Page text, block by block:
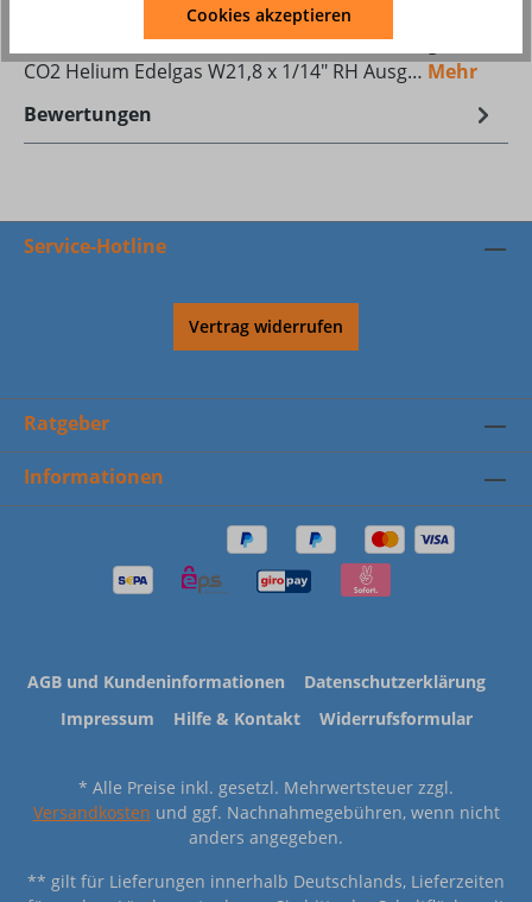
Druckminderer UC100 mit Flowmeter
Flaschenanschluss 200 bar DIN 477-1 Nr.1 Argon
CO2 Helium Edelgas W21,8 x 1/14" RH Ausg… Mehr
Bewertungen
Service-Hotline
Vertrag widerrufen
Ratgeber
Informationen
AGB und Kundeninformationen
Datenschutzerklärung
Impressum
Hilfe & Kontakt Widerrufsformular
* Alle Preise inkl. gesetzl. Mehrwertsteuer zzgl.
Versandkosten und ggf. Nachnahmegebühren, wenn nicht
anders angegeben.
** gilt für Lieferungen innerhalb Deutschlands, Lieferzeiten
Cookies akzeptieren